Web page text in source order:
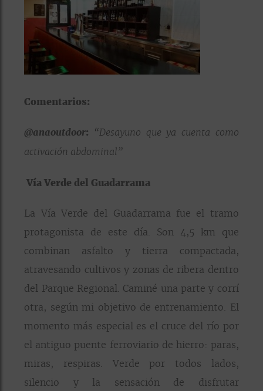
Comentarios:
@anaoutdoor: “Desayuno que ya cuenta como
activación abdominal”
Vía Verde del Guadarrama
La Vía Verde del Guadarrama fue el tramo
protagonista de este día. Son 4,5 km que
combinan asfalto y tierra compactada,
atravesando cultivos y zonas de ribera dentro
del Parque Regional. Caminé una parte y corrí
otra, según mi objetivo de entrenamiento. El
momento más especial es el cruce del río por
el antiguo puente ferroviario de hierro: paras,
miras, respiras. Verde por todos lados,
silencio y la sensación de disfrutar